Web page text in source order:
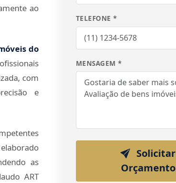
ao
do
com
e
as
ART
TELEFONE *
MENSAGEM *
Solicitar
Orçamento